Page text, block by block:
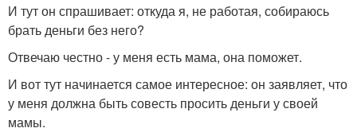
И тут он спрашивает: откуда я, не работая, собираюсь
брать деньги без него?
Отвечаю честно - у меня есть мама, она поможет.
И вот тут начинается самое интересное: он заявляет, что
у меня должна быть совесть просить деньги у своей
мамы.